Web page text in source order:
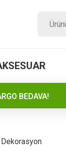
BEDAVA!
Dekorasyon